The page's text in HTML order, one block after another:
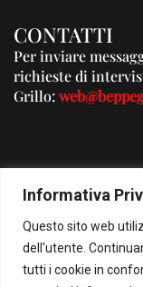
Informativa
Questo sito web
dell'utente.
tutti i cookie in
CONTATTI
Per inviare
richieste di
Grillo: